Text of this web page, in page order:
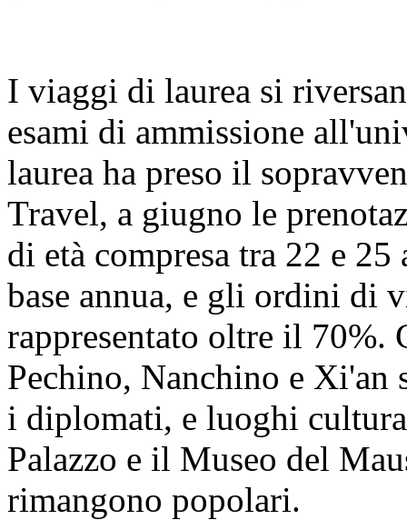
I viaggi di laurea si
esami di ammissione
laurea ha preso il
Travel, a giugno le
di età compresa tra 22 e
base annua, e gli ordini di
rappresentato oltre il 70%.
Pechino, Nanchino e Xi'an
i diplomati, e luoghi
Palazzo e il Museo del
rimangono popolari.